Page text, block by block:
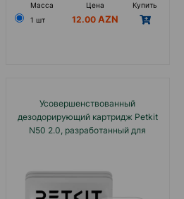
Масса Цена
Купить
1 шт
12.00
Усовершенствованный
дезодорирующий картридж Petkit
N50 2.0, разработанный для
автоматических туалетах.